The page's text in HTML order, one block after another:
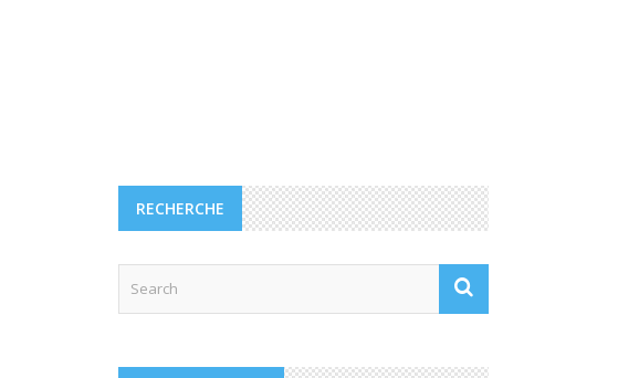
RECHERCHE